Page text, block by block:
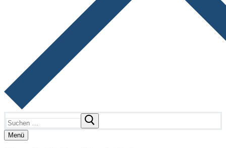
nach:
Menü